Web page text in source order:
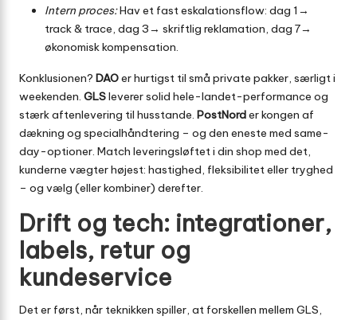
Intern proces:Hav et fast eskalationsflow: dag 1→
track & trace, dag 3→ skriftlig reklamation, dag 7→
økonomisk kompensation.
Konklusionen? DAOer hurtigst til små private pakker, særligt i
weekenden. GLSleverer solid hele-landet-performance og
stærk aftenlevering til husstande. PostNorder kongen af
dækning og specialhåndtering – og den eneste med same-
day-optioner. Match leveringsløftet i din shop med det,
kunderne vægter højest: hastighed, fleksibilitet eller tryghed
– og vælg (eller kombiner) derefter.
Drift og tech: integrationer,
labels, retur og
kundeservice
Det er først, når teknikken spiller, at forskellen mellem GLS,